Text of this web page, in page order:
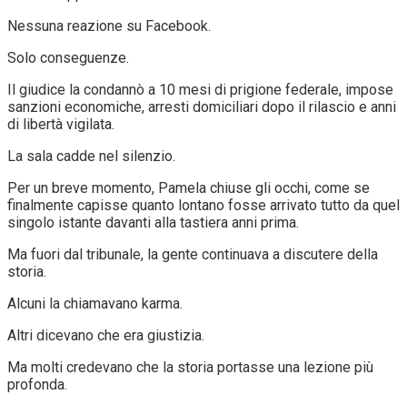
Nessuna reazione su Facebook.
Solo conseguenze.
Il giudice la condannò a 10 mesi di prigione federale, impose
sanzioni economiche, arresti domiciliari dopo il rilascio e anni
di libertà vigilata.
La sala cadde nel silenzio.
Per un breve momento, Pamela chiuse gli occhi, come se
finalmente capisse quanto lontano fosse arrivato tutto da quel
singolo istante davanti alla tastiera anni prima.
Ma fuori dal tribunale, la gente continuava a discutere della
storia.
Alcuni la chiamavano karma.
Altri dicevano che era giustizia.
Ma molti credevano che la storia portasse una lezione più
profonda.